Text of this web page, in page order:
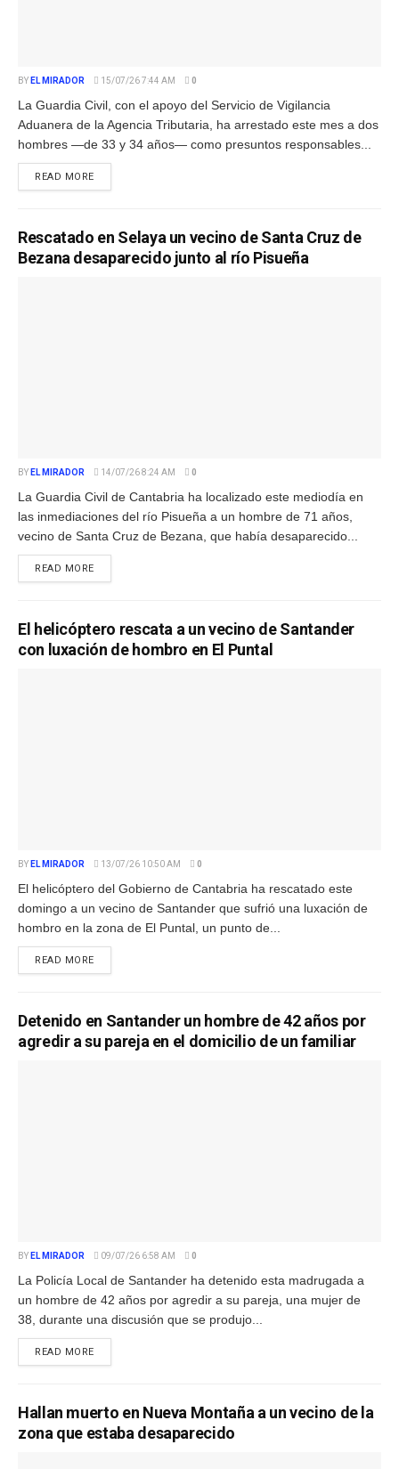
BY EL MIRADOR 15/07/26 7:44 AM 0
La Guardia Civil, con el apoyo del Servicio de Vigilancia
Aduanera de la Agencia Tributaria, ha arrestado este mes a dos
hombres —de 33 y 34 años— como presuntos responsables...
READ MORE
Rescatado en Selaya un vecino de Santa Cruz de
Bezana desaparecido junto al río Pisueña
BY EL MIRADOR 14/07/26 8:24 AM 0
La Guardia Civil de Cantabria ha localizado este mediodía en
las inmediaciones del río Pisueña a un hombre de 71 años,
vecino de Santa Cruz de Bezana, que había desaparecido...
READ MORE
El helicóptero rescata a un vecino de Santander
con luxación de hombro en El Puntal
BY EL MIRADOR 13/07/26 10:50 AM 0
El helicóptero del Gobierno de Cantabria ha rescatado este
domingo a un vecino de Santander que sufrió una luxación de
hombro en la zona de El Puntal, un punto de...
READ MORE
Detenido en Santander un hombre de 42 años por
agredir a su pareja en el domicilio de un familiar
BY EL MIRADOR 09/07/26 6:58 AM 0
La Policía Local de Santander ha detenido esta madrugada a
un hombre de 42 años por agredir a su pareja, una mujer de
38, durante una discusión que se produjo...
READ MORE
Hallan muerto en Nueva Montaña a un vecino de la
zona que estaba desaparecido